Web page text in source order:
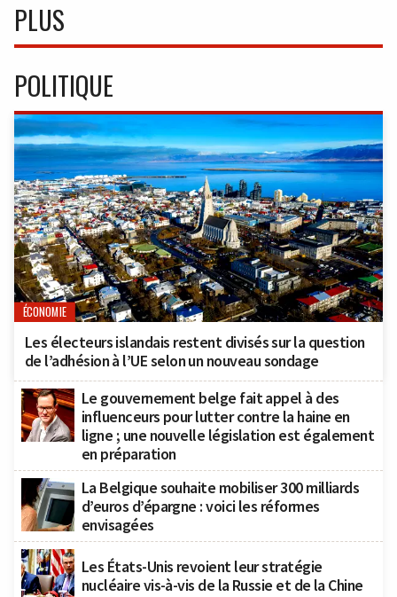
PLUS
POLITIQUE
ÉCONOMIE
Les électeurs islandais restent divisés sur la question
de l’adhésion à l’UE selon un nouveau sondage
Le gouvernement belge fait appel à des
influenceurs pour lutter contre la haine en
ligne ; une nouvelle législation est également
en préparation
La Belgique souhaite mobiliser 300 milliards
d’euros d’épargne : voici les réformes
envisagées
Les États-Unis revoient leur stratégie
nucléaire vis-à-vis de la Russie et de la Chine